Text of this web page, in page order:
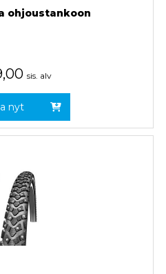
ohjoustankoon
sis. alv
nyt